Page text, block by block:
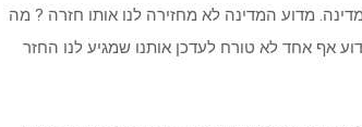
מדוע המדינה לא מחזירה לנו אותו חזרה ? מה
אף אחד לא טורח לעדכן אותנו שמגיע לנו החזר